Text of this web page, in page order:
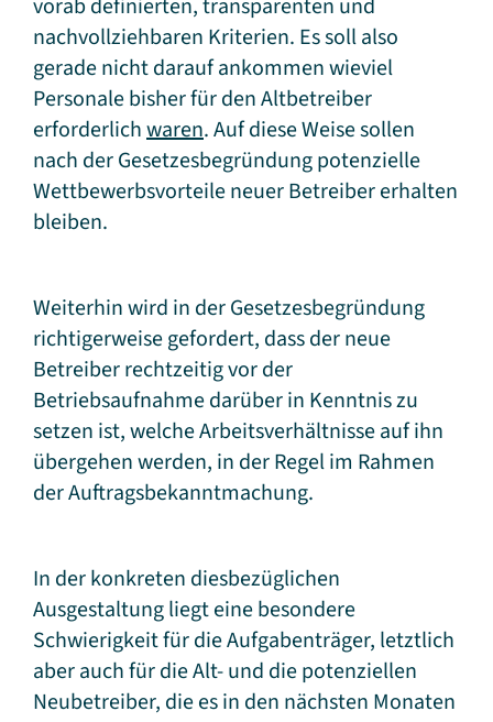
vorab definierten, transparenten und
nachvollziehbaren Kriterien. Es soll also
gerade nicht darauf ankommen wieviel
Personale bisher für den Altbetreiber
erforderlichwaren. Auf diese Weise sollen
nach der Gesetzesbegründung potenzielle
Wettbewerbsvorteile neuer Betreiber erhalten
bleiben.
Weiterhin wird in der Gesetzesbegründung
richtigerweise gefordert, dass der neue
Betreiber rechtzeitig vor der
Betriebsaufnahme darüber in Kenntnis zu
setzen ist, welche Arbeitsverhältnisse auf ihn
übergehen werden, in der Regel im Rahmen
der Auftragsbekanntmachung.
In der konkreten diesbezüglichen
Ausgestaltung liegt eine besondere
Schwierigkeit für die Aufgabenträger, letztlich
aber auch für die Alt- und die potenziellen
Neubetreiber, die es in den nächsten Monaten